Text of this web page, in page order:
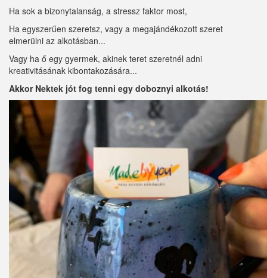
Ha sok a bizonytalanság, a stressz faktor most,
Ha egyszerűen szeretsz, vagy a megajándékozott szeret
elmerülni az alkotásban...
Vagy ha ő egy gyermek, akinek teret szeretnél adni
kreativitásának kibontakozására...
Akkor Nektek jót fog tenni egy doboznyi alkotás!